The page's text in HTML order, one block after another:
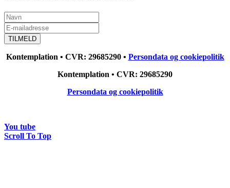
Kontemplation • CVR: 29685290 • Persondata og cookiepolitik
Kontemplation • CVR: 29685290
Persondata og cookiepolitik
You tube
Scroll To Top